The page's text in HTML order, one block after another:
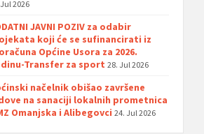
2026
JAVNI POZIV za odabir
koji će se sufinancirati iz
Općine Usora za 2026.
Transfer za sport 28. Jul 2026
načelnik obišao završene
na sanaciji lokalnih prometnica
Omanjska i Alibegovci 24. Jul 2026